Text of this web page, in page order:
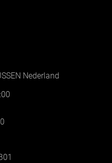
Nederland